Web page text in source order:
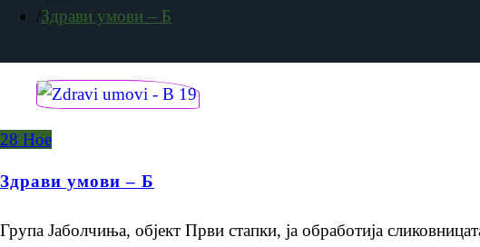
Здрави умови – Б
28 Ное
Здрави умови – Б
Група Јаболчиња, објект Први стапки, ја обработија